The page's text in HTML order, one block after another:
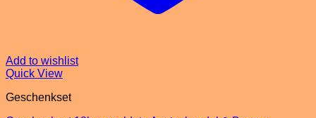
Add to wishlist
Quick View
Geschenkset